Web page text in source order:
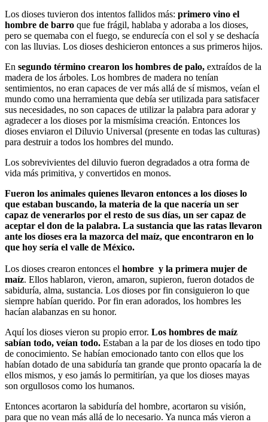
Los dioses tuvieron dos intentos fallidos más: primero vino el
hombre de barro que fue frágil, hablaba y adoraba a los dioses,
pero se quemaba con el fuego, se endurecía con el sol y se deshacía
con las lluvias. Los dioses deshicieron entonces a sus primeros hijos.
En segundo término crearon los hombres de palo, extraídos de la
madera de los árboles. Los hombres de madera no tenían
sentimientos, no eran capaces de ver más allá de sí mismos, veían el
mundo como una herramienta que debía ser utilizada para satisfacer
sus necesidades, no son capaces de utilizar la palabra para adorar y
agradecer a los dioses por la mismísima creación. Entonces los
dioses enviaron el Diluvio Universal (presente en todas las culturas)
para destruir a todos los hombres del mundo.
Los sobrevivientes del diluvio fueron degradados a otra forma de
vida más primitiva, y convertidos en monos.
Fueron los animales quienes llevaron entonces a los dioses lo
que estaban buscando, la materia de la que nacería un ser
capaz de venerarlos por el resto de sus días, un ser capaz de
aceptar el don de la palabra. La sustancia que las ratas llevaron
ante los dioses era la mazorca del maíz, que encontraron en lo
que hoy sería el valle de México.
Los dioses crearon entonces el hombre y la primera mujer de
maíz. Ellos hablaron, vieron, amaron, supieron, fueron dotados de
sabiduría, alma, sustancia. Los dioses por fin consiguieron lo que
siempre habían querido. Por fin eran adorados, los hombres les
hacían alabanzas en su honor.
Aquí los dioses vieron su propio error. Los hombres de maíz
sabían todo, veían todo. Estaban a la par de los dioses en todo tipo
de conocimiento. Se habían emocionado tanto con ellos que los
habían dotado de una sabiduría tan grande que pronto opacaría la de
ellos mismos, y eso jamás lo permitirían, ya que los dioses mayas
son orgullosos como los humanos.
Entonces acortaron la sabiduría del hombre, acortaron su visión,
para que no vean más allá de lo necesario. Ya nunca más vieron a